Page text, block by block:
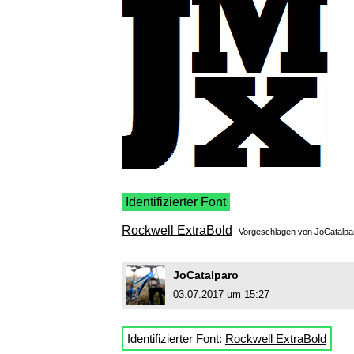
Identifizierter Font
Rockwell ExtraBold Vorgeschlagen von
JoCatalparo
03.07.2017 um 15:27
Identifizierter Font: Rockwell ExtraBold